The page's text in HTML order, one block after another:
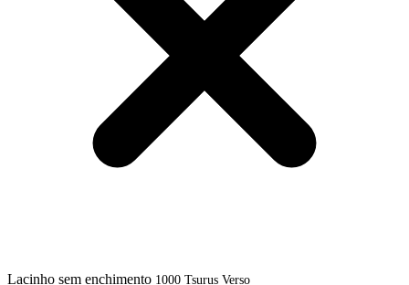
Lacinho sem enchimento 1000 Tsurus Verso